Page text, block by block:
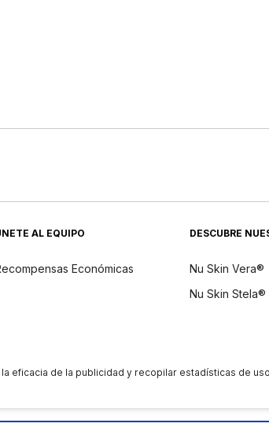
AL EQUIPO
Económicas
DESCUBRE
Nu Skin Vera®
Nu Skin Stela®